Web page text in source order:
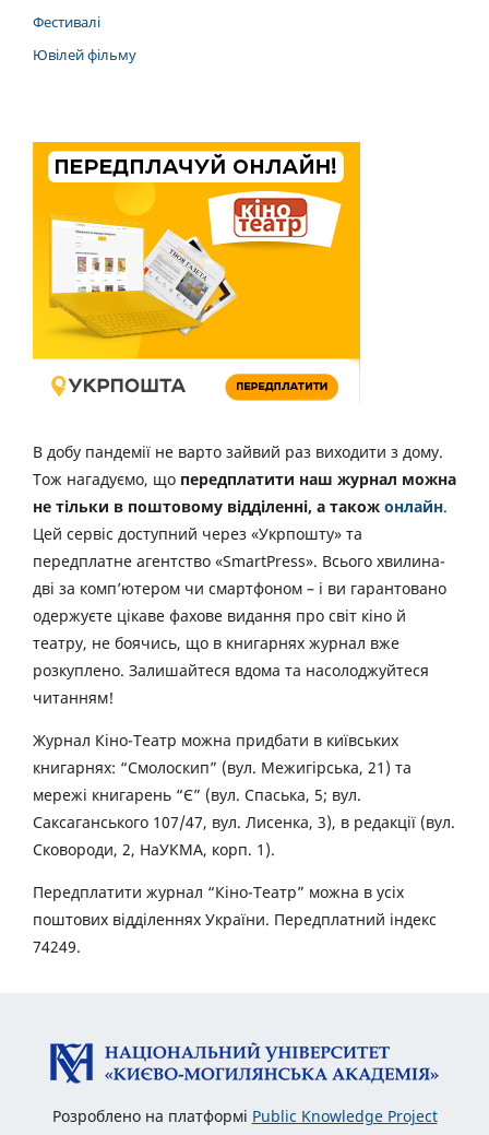
Фестивалі
Ювілей фільму
В добу пандемії не варто зайвий раз виходити з дому.
Тож нагадуємо, що передплатити наш журнал можна
не тільки в поштовому відділенні, а також онлайн.
Цей сервіс доступний через «Укрпошту» та
передплатне агентство «SmartPress». Всього хвилина-
дві за комп’ютером чи смартфоном – і ви гарантовано
одержуєте цікаве фахове видання про світ кіно й
театру, не боячись, що в книгарнях журнал вже
розкуплено. Залишайтеся вдома та насолоджуйтеся
читанням!
Журнал Кіно-Театр можна придбати в київських
книгарнях: “Смолоскип” (вул. Межигірська, 21) та
мережі книгарень “Є” (вул. Спаська, 5; вул.
Саксаганського 107/47, вул. Лисенка, 3), в редакції (вул.
Сковороди, 2, НаУКМА, корп. 1).
Передплатити журнал “Кіно-Театр” можна в усіх
поштових відділеннях України. Передплатний індекс
74249.
Розроблено на платформі Public Knowledge Project